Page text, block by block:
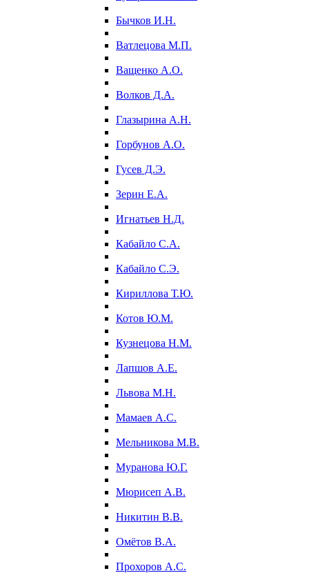
Бычков И.Н.
Ватлецова М.П.
Ващенко А.О.
Волков Д.А.
Глазырина А.Н.
Горбунов А.О.
Гусев Д.Э.
Зерин Е.А.
Игнатьев Н.Д.
Кабайло С.А.
Кабайло С.Э.
Кириллова Т.Ю.
Котов Ю.М.
Кузнецова Н.М.
Лапшов А.Е.
Львова М.Н.
Мамаев А.С.
Мельникова М.В.
Муранова Ю.Г.
Мюрисеп А.В.
Никитин В.В.
Омётов В.А.
Прохоров А.С.